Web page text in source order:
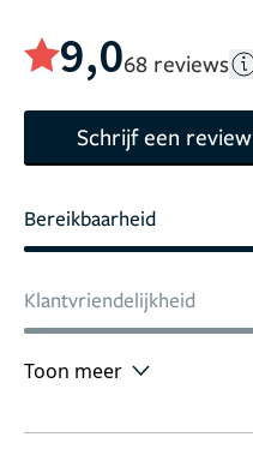
9,068 reviews
Schrijf een review
Bereikbaarheid
Klantvriendelijkheid
Toon meer